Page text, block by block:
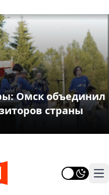
Омск объединил
страны